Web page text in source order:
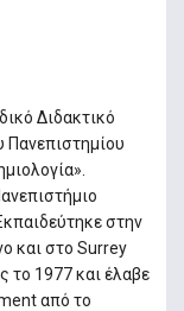
Διδακτικό
στην
και στο Surrey
το 1977 και έλαβε
από το